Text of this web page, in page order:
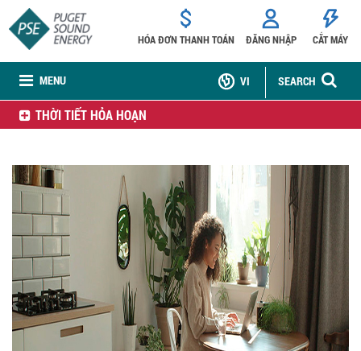
MENU
HÓA ĐƠN THANH TOÁN ĐĂNG NHẬP CẮT MÁY
SEARCH
VI
THỜI TIẾT HỎA HOẠN